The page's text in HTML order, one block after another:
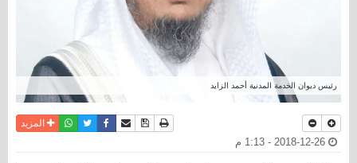
رئيس ديوان الخدمة المدنية أحمد الزايد
نسخة للطباعة
حفظ الموضوع
أرسل الى صديق
فيسبوكتويترواتسابالمزيد